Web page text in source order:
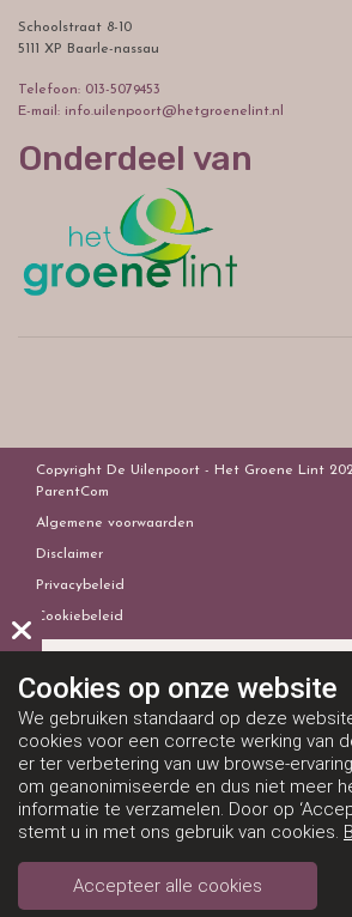
Schoolstraat 8-10
5111 XP Baarle-nassau
Telefoon: 013-5079453
E-mail: info.uilenpoort@hetgroenelint.nl
Onderdeel van
Copyright De Uilenpoort - Het Groene Lint
ParentCom
Algemene voorwaarden
Disclaimer
Privacybeleid
Cookiebeleid
Cookies op onze website
We gebruiken standaard op deze
cookies voor een correcte werking van
er ter verbetering van uw browse-
om geanonimiseerde en dus niet meer
informatie te verzamelen. Door op
stemt u in met ons gebruik van cookies.
Accepteer alle cookies